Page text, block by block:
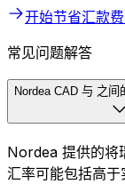
开始节省汇款费
常见问题解答
Nordea CAD 与 之
Nordea 提供的将
汇率可能包括高